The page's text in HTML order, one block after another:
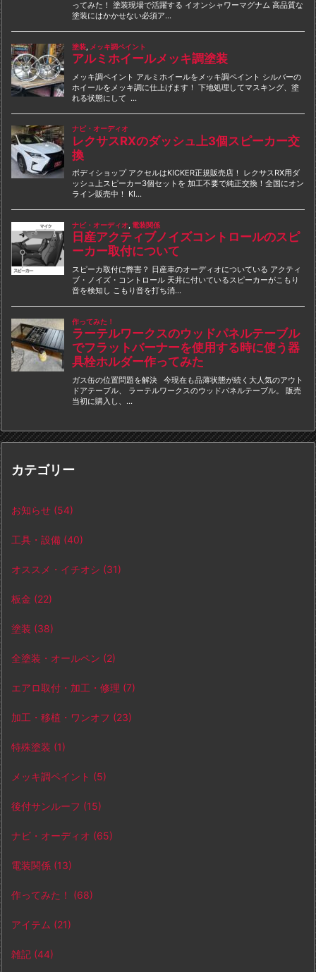
カテゴリー
お知らせ (54)
工具・設備 (40)
オススメ・イチオシ (31)
板金 (22)
塗装 (38)
全塗装・オールペン (2)
エアロ取付・加工・修理 (7)
加工・移植・ワンオフ (23)
特殊塗装 (1)
メッキ調ペイント (5)
後付サンルーフ (15)
ナビ・オーディオ (65)
電装関係 (13)
作ってみた！ (68)
アイテム (21)
雑記 (44)